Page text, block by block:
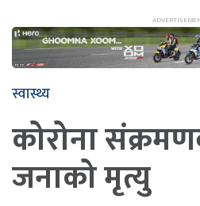
स्वास्थ्य
कोरोना
जनाको मृत्यु